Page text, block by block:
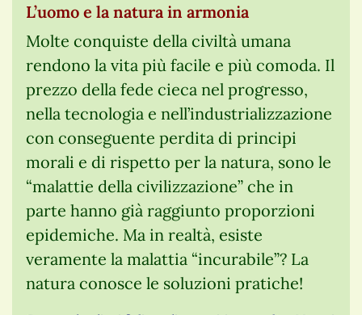
L’uomo e la natura in armonia
Molte conquiste della civiltà umana
rendono la vita più facile e più comoda. Il
prezzo della fede cieca nel progresso,
nella tecnologia e nell’industrializzazione
con conseguente perdita di principi
morali e di rispetto per la natura, sono le
“malattie della civilizzazione” che in
parte hanno già raggiunto proporzioni
epidemiche. Ma in realtà, esiste
veramente la malattia “incurabile”? La
natura conosce le soluzioni pratiche!